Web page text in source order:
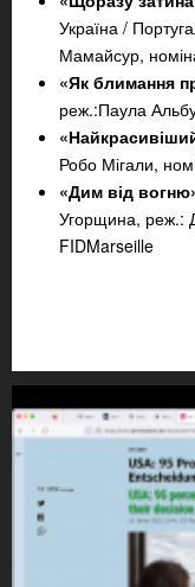
Україна /
Мамайсур,
«Як блимання
реж.:Паула
Робо Мігали,
«Дим від
Угорщина, реж.:
FIDMarseille